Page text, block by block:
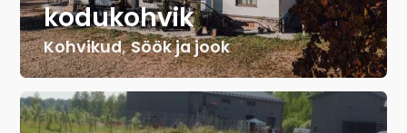
kodukohvik
Kohvikud,Söök ja jook